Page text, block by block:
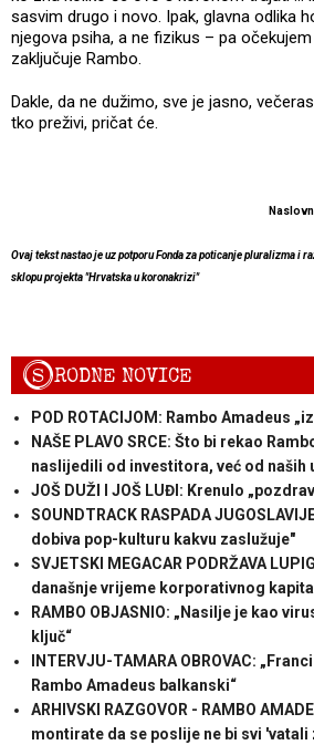
sasvim drugo i novo. Ipak, glavna odlika
njegova psiha, a ne fizikus – pa
zaključuje Rambo.
Dakle, da ne dužimo, sve je jasno,
tko preživi, pričat će.
Ovaj tekst nastao je uz potporu Fonda za poticanje pluralizma i
sklopu projekta "Hrvatska u koronakrizi"
SRODNE NOVICE
POD ROTACIJOM: Rambo Amadeus
NAŠE PLAVO SRCE: Što bi rekao
naslijedili od investitora, već od naših
JOŠ DUŽI I JOŠ LUĐI: Krenulo
SOUNDTRACK RASPADA
dobiva pop-kulturu kakvu zaslužuje"
SVJETSKI MEGACAR PODRŽAVA
današnje vrijeme korporativnog
RAMBO OBJASNIO: „Nasilje je kao
ključ“
INTERVJU-TAMARA OBROVAC:
Rambo Amadeus balkanski“
ARHIVSKI RAZGOVOR - RAMBO
montirate da se poslije ne bi svi 'vatali